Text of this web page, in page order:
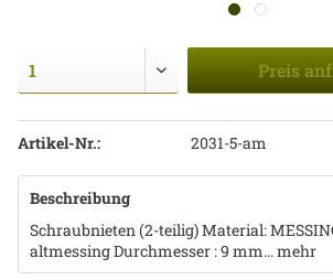
Preis
Artikel-Nr.: 2031-5-am
Beschreibung
Schraubnieten (2-teilig) Material:
altmessing Durchmesser : 9 mm...mehr